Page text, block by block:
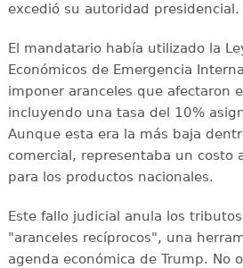
excedió su autoridad presidencial.
El mandatario había utilizado la
Económicos de Emergencia
imponer aranceles que afectaron
incluyendo una tasa del 10%
Aunque esta era la más baja
comercial, representaba un costo
para los productos nacionales.
Este fallo judicial anula los
"aranceles recíprocos", una
agenda económica de Trump. No